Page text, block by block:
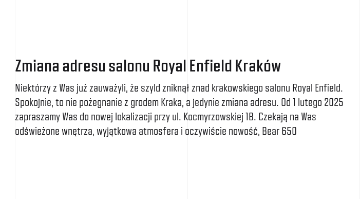
Zmiana adresu salonu Royal Enfield Kraków
Niektórzy z Was już zauważyli, że szyld zniknął znad krakowskiego salonu Royal Enfield.
Spokojnie, to nie pożegnanie z grodem Kraka, a jedynie zmiana adresu. Od 1 lutego 2025
zapraszamy Was do nowej lokalizacji przy ul. Kocmyrzowskiej 1B. Czekają na Was
odświeżone wnętrza, wyjątkowa atmosfera i oczywiście nowość, Bear 650